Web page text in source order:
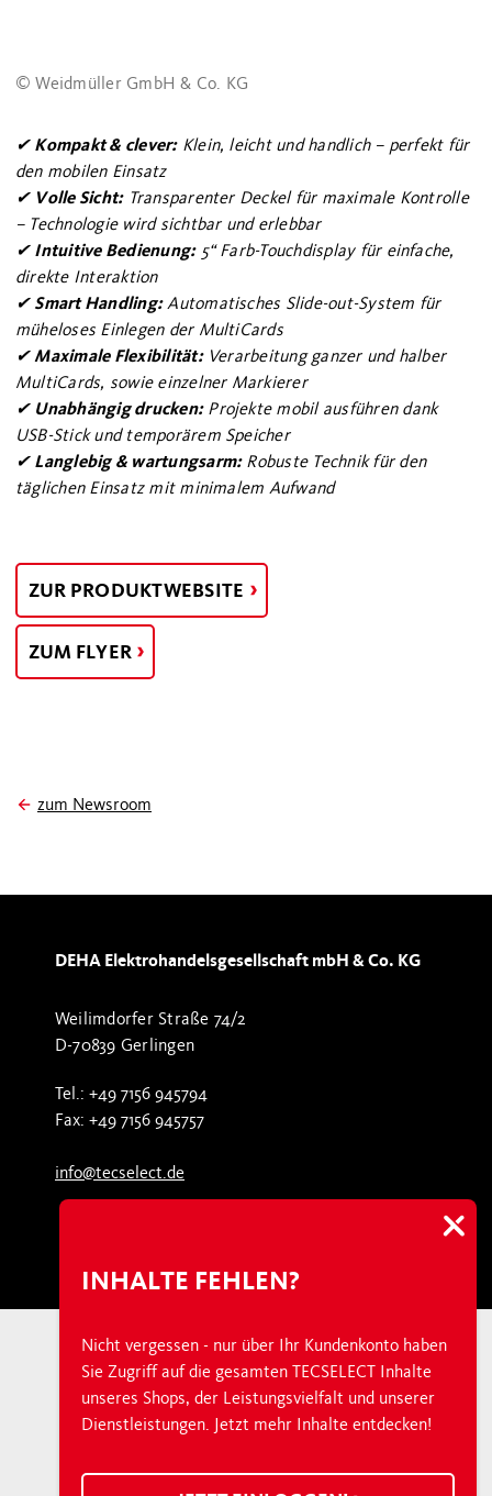
© Weidmüller GmbH & Co. KG
✔ Kompakt & clever: Klein, leicht und handlich – perfekt für
den mobilen Einsatz
✔ Volle Sicht: Transparenter Deckel für maximale Kontrolle
– Technologie wird sichtbar und erlebbar
✔ Intuitive Bedienung:5“ Farb-Touchdisplay für einfache,
direkte Interaktion
✔ Smart Handling:Automatisches Slide-out-System für
müheloses Einlegen der MultiCards
✔Maximale Flexibilität:Verarbeitung ganzer und halber
MultiCards, sowie einzelner Markierer
✔ Unabhängig drucken:Projekte mobil ausführen dank
USB-Stick und temporärem Speicher
✔ Langlebig & wartungsarm:Robuste Technik für den
täglichen Einsatz mit minimalem Aufwand
ZUR PRODUKTWEBSITE
ZUM FLYER
zum Newsroom
INHALTE FEHLEN?
Nicht vergessen - nur über Ihr Kundenkonto haben
Sie Zugriff auf die gesamten TECSELECT Inhalte
unseres Shops, der Leistungsvielfalt und unserer
Dienstleistungen. Jetzt mehr Inhalte entdecken!
DEHA Elektrohandelsgesellschaft mbH & Co. KG
Weilimdorfer Straße 74/2
D-70839 Gerlingen
Tel.: +49 7156 945794
Fax: +49 7156 945757
info@tecselect.de
Über TECSELECT
Newsroom
TECSELECT Junior